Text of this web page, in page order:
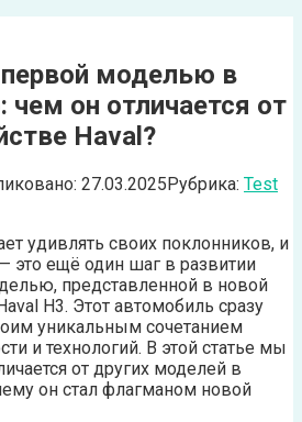
моделью в
чем он отличается от
Haval?
27.03.2025Рубрика: Test
удивлять своих поклонников, и
это ещё один шаг в развитии
представленной в новой
H3. Этот автомобиль сразу
уникальным сочетанием
и технологий. В этой статье мы
от других моделей в
он стал флагманом новой